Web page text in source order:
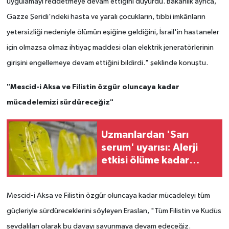
uygulamayı reddetmeye devam ettiğini duyurdu. Bakanlık ayrıca,
Gazze Şeridi'ndeki hasta ve yaralı çocukların, tıbbi imkânların
yetersizliği nedeniyle ölümün eşiğine geldiğini, İsrail'in hastaneler
için olmazsa olmaz ihtiyaç maddesi olan elektrik jeneratörlerinin
girişini engellemeye devam ettiğini bildirdi." şeklinde konuştu.
"Mescid-i Aksa ve Filistin özgür oluncaya kadar
mücadelemizi sürdüreceğiz"
Uzmanlardan 'Sarı
serum' uyarısı: Alerji
etkisi ölüme kadar
Mescid-i Aksa ve Filistin özgür oluncaya kadar mücadeleyi tüm
güçleriyle sürdüreceklerini söyleyen Eraslan, "Tüm Filistin ve Kudüs
sevdalıları olarak bu davayı savunmaya devam edeceğiz.